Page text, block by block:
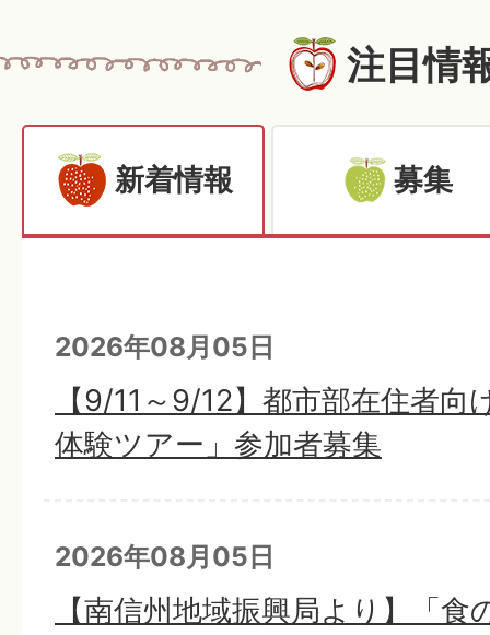
注目情
新着情報 募集
2026年08月05日
【9/11～9/12】都市部在住者向
体験ツアー」参加者募集
2026年08月05日
【南信州地域振興局より】「食